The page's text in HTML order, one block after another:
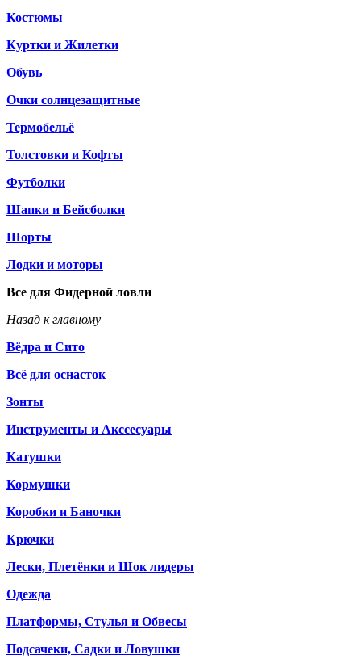
Костюмы
Куртки и Жилетки
Обувь
Очки солнцезащитные
Термобельё
Толстовки и Кофты
Футболки
Шапки и Бейсболки
Шорты
Лодки и моторы
Все для Фидерной ловли
Назад к главному
Вёдра и Сито
Всё для оснасток
Зонты
Инструменты и Акссесуары
Катушки
Кормушки
Коробки и Баночки
Крючки
Лески, Плетёнки и Шок лидеры
Одежда
Платформы, Стулья и Обвесы
Подсачеки, Садки и Ловушки